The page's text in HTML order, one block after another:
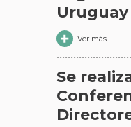
Ver más
Se